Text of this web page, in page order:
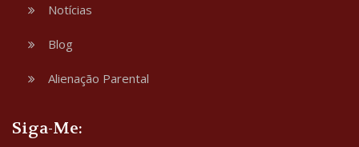
Notícias
Blog
Alienação Parental
Siga-Me: